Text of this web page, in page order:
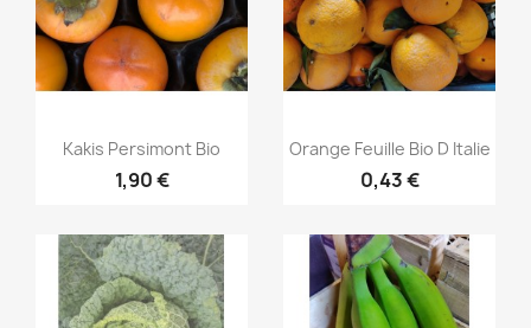
Aperçu rapide
Kakis Persimont Bio
1,90 €
Aperçu rapide
Orange Feuille Bio D Italie
0,43 €